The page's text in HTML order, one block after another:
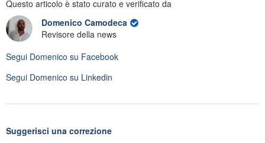
Questo articolo è stato curato e verificato da
Domenico Camodeca
Revisore della news
Segui Domenico su Facebook
Segui Domenico su Linkedin
Suggerisci una correzione